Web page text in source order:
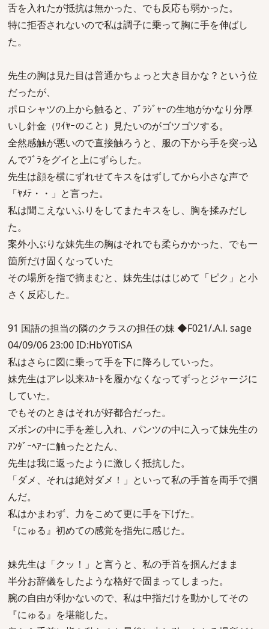
舌を入れたが抵抗は無かった、でも反応も弱かった。
特に拒否されないので私は調子に乗って胸に手を伸ばし
た。
先生の胸は見た目は普通かちょっと大き目かな？という位
だったが、
ポロシャツの上から触ると、ﾌﾞﾗｼﾞｬｰの生地がかなり分厚
いし針金（ﾜｲﾔｰのこと）見たいのがゴツゴツする。
全然感触が悪いので直接触ろうと、服の下から手を突っ込
んでﾌﾞﾗをグイと上にずらした。
先生は顔を横にずれせてキスをはずしてから小さな声で
「ﾔﾒﾃ・・」と言った。
私は聞こえないふりをしてまたキスをし、胸を揉みだし
た。
案外小ぶりな妹先生の胸はそれでも柔らかかった、でも一
箇所だけ固くなっていた
その場所を指で摘まむと、妹先生ははじめて「ピク」と小
さく反応した。
91 国語の担当の隣のクラスの担任の妹 ◆F021/.A.l. sage
04/09/06 23:00 ID:HbY0TiSA
私はさらに図に乗って手を下に降ろしていった。
妹先生はアレ以来ｽｶｰﾄを履かなくなってずっとジャージに
していた。
でもそのときはそれが好都合だった。
ズボンの中に手を差し入れ、パンツの中に入って妹先生の
ｱﾝﾀﾞｰﾍｱｰに触ったとたん、
先生は我に返ったように激しく抵抗した。
「ダメ、それは絶対ダメ！」といって私の手首を両手で掴
んだ。
私はかまわず、力をこめて更に手を下げた。
『にゅる』初めての感覚を指先に感じた。
妹先生は「クッ！」と言うと、私の手首を掴んだまま
半分お辞儀をしたような格好で固まってしまった。
腕の自由が利かないので、私は中指だけを動かしてその
『にゅる』を堪能した。